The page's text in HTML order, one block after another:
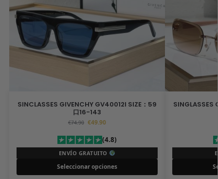
SINCLASSES GIVENCHY GV40012I SIZE：59
口16-143
€74.90 €49.90
(4.8)
ENVÍO GRATUITO
Seleccionar opciones
SINGLASSES